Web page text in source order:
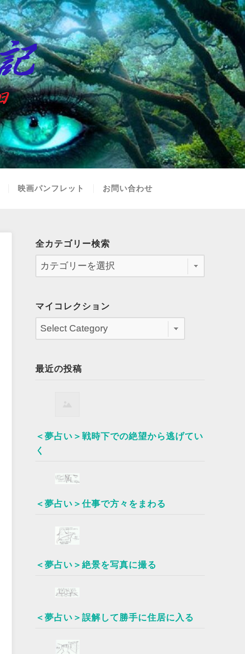
映画パンフレット お問い合わせ
全カテゴリー検索
マイコレクション
最近の投稿
＜夢占い＞戦時下での絶望から逃げてい
く
＜夢占い＞仕事で方々をまわる
＜夢占い＞絶景を写真に撮る
＜夢占い＞誤解して勝手に住居に入る